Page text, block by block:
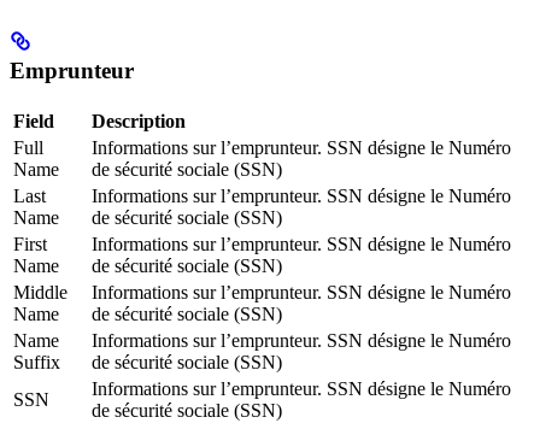
Emprunteur
Field
Description
Full
Name
Informations sur l’emprunteur. SSN désigne le Numéro
de sécurité sociale (SSN)
Last
Name
Informations sur l’emprunteur. SSN désigne le Numéro
de sécurité sociale (SSN)
First
Name
Informations sur l’emprunteur. SSN désigne le Numéro
de sécurité sociale (SSN)
Middle
Name
Informations sur l’emprunteur. SSN désigne le Numéro
de sécurité sociale (SSN)
Name
Suffix
Informations sur l’emprunteur. SSN désigne le Numéro
de sécurité sociale (SSN)
SSN
Informations sur l’emprunteur. SSN désigne le Numéro
de sécurité sociale (SSN)